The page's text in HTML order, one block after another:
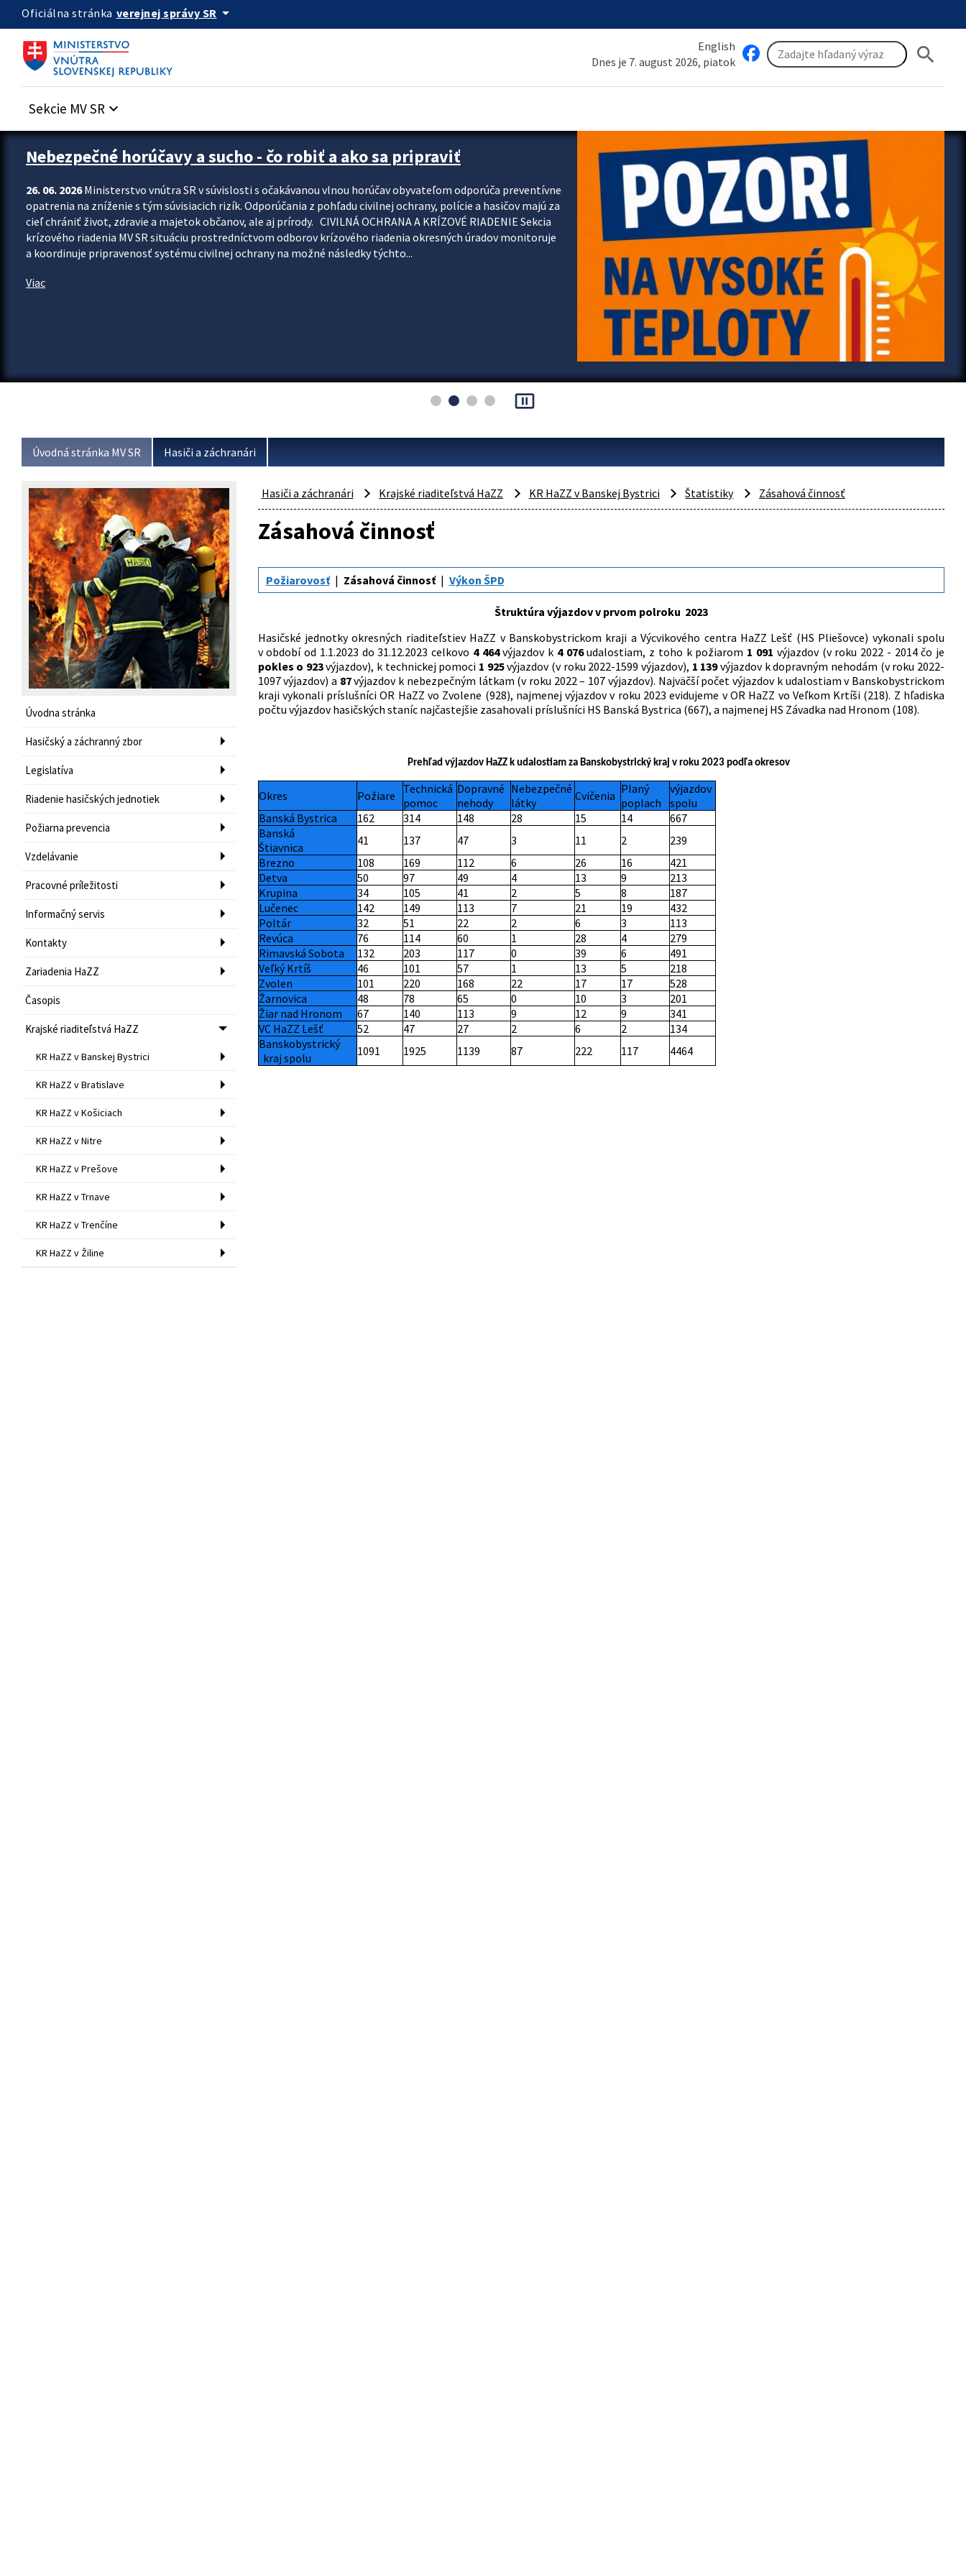
Preskocit na hlavný obsah
Oficiálna stránka verejnej správy SR arrow_drop_down
English
Dnes je 7. august 2026, piatok
search
Sekcie MV SR keyboard_arrow_down
Zastavit automatický posun upútavok
Nebezpečné horúčavy a sucho - čo robiť a ako sa pripraviť
26. 06. 2026Ministerstvo vnútra SR v súvislosti s očakávanou vlnou horúčav obyvateľom odporúča preventívne
opatrenia na zníženie s tým súvisiacich rizík. Odporúčania z pohľadu civilnej ochrany, polície a hasičov majú za
cieľ chrániť život, zdravie a majetok občanov, ale aj prírody. CIVILNÁ OCHRANA A KRÍZOVÉ RIADENIE Sekcia
krízového riadenia MV SR situáciu prostredníctvom odborov krízového riadenia okresných úradov monitoruje
a koordinuje pripravenosť systému civilnej ochrany na možné následky týchto...
Viac
pause_presentation
Úvodná stránka MV SR Hasiči a záchranári
Úvodna stránka
Hasičský a záchranný zbor
Legislatíva
Riadenie hasičských jednotiek
Požiarna prevencia
Vzdelávanie
Pracovné príležitosti
Informačný servis
Kontakty
Zariadenia HaZZ
Časopis
Krajské riaditeľstvá HaZZ
KR HaZZ v Banskej Bystrici
KR HaZZ v Bratislave
KR HaZZ v Košiciach
KR HaZZ v Nitre
KR HaZZ v Prešove
KR HaZZ v Trnave
KR HaZZ v Trenčíne
KR HaZZ v Žiline
Hasiči a záchranári Krajské riaditeľstvá HaZZ KR HaZZ v Banskej Bystrici Štatistiky Zásahová činnosť
Zásahová činnosť
Požiarovosť Zásahová činnosť Výkon ŠPD
Štruktúra výjazdov v prvom polroku 2023
Hasičské jednotky okresných riaditeľstiev HaZZ v Banskobystrickom kraji a Výcvikového centra HaZZ Lešť (HS Pliešovce) vykonali spolu
v období od 1.1.2023 do 31.12.2023 celkovo 4 464výjazdov k 4 076udalostiam, z toho k požiarom 1 091 výjazdov (v roku 2022 - 2014 čo je
pokles o 923výjazdov), k technickej pomoci 1 925výjazdov (v roku 2022-1599 výjazdov), 1 139výjazdov k dopravným nehodám (v roku 2022-
1097 výjazdov) a 87výjazdov k nebezpečným látkam (v roku 2022 – 107 výjazdov). Najväčší počet výjazdov k udalostiam v Banskobystrickom
kraji vykonali príslušníci OR HaZZ vo Zvolene (928), najmenej výjazdov v roku 2023 evidujeme v OR HaZZ vo Veľkom Krtíši (218). Z hľadiska
počtu výjazdov hasičských staníc najčastejšie zasahovali príslušníci HS Banská Bystrica (667), a najmenej HS Závadka nad Hronom (108).
Prehľad výjazdov HaZZ k udalostiam za Banskobystrický kraj v roku 2023 podľa okresov
Okres Požiare
Technická
pomoc
Dopravné
nehody
Nebezpečné
látky
Cvičenia Planý
poplach
výjazdov
spolu
Banská Bystrica
162 314 148 28 15 14
667
Banská
Štiavnica
41 137 47 3 11 2
239
Brezno
108 169 112 6 26 16
421
Detva
50 97 49 4 13 9
213
Krupina
34 105 41 2 5 8
187
Lučenec
142 149 113 7 21 19
432
Poltár
32 51 22 2 6 3
113
Revúca
76 114 60 1 28 4
279
Rimavská Sobota
132 203 117 0 39 6
491
Veľký Krtíš
46 101 57 1 13 5
218
Zvolen
101 220 168 22 17 17
528
Žarnovica
48 78 65 0 10 3
201
Žiar nad Hronom
67 140 113 9 12 9
341
VC HaZZ Lešť
52 47 27 2 6 2
134
Banskobystrický
kraj spolu
1091 1925 1139 87 222 117 4464